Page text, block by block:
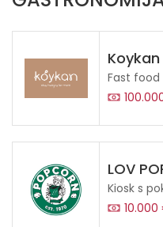
Koykan
Fast
LOV
Kiosk s
10.000